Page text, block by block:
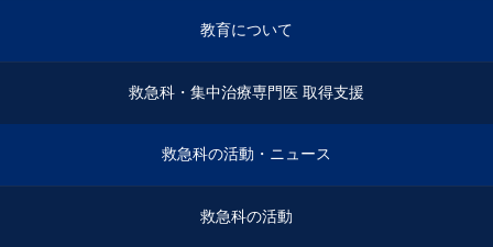
教育について
救急科・集中治療専門医 取得支援
救急科の活動・ニュース
救急科の活動